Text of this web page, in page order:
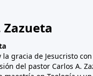
gracia de Jesucristo
del pastor Carlos A.